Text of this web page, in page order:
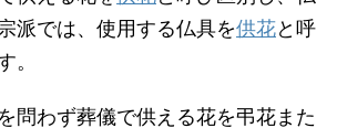
派では、使用する仏具を供花と呼
。
問わず葬儀で供える花を弔花また